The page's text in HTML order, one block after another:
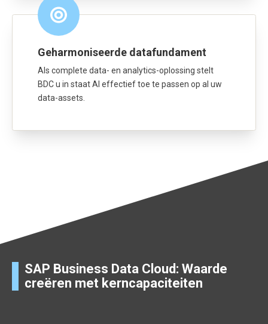
Geharmoniseerde datafundament
Als complete data- en analytics-oplossing stelt
BDC u in staat AI effectief toe te passen op al uw
data-assets.
SAP Business Data Cloud: Waarde
creëren met kerncapaciteiten